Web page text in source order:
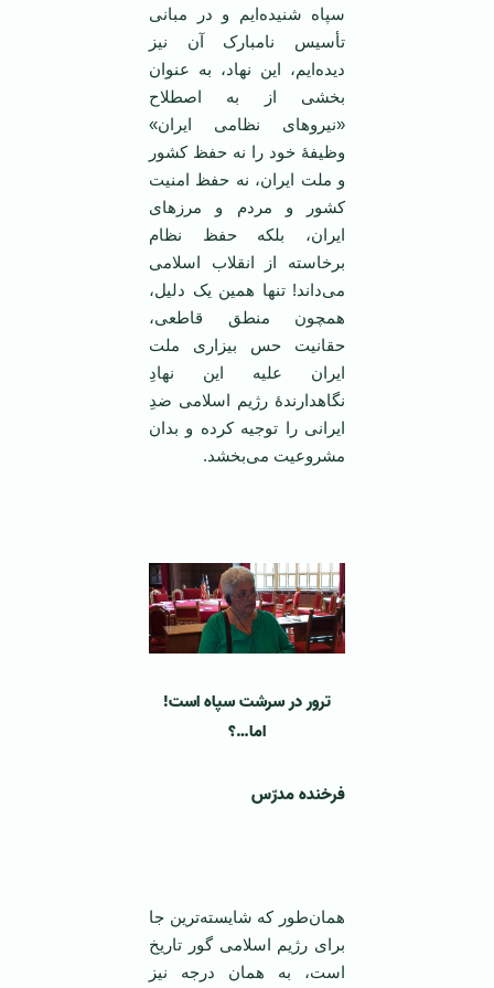
سپاه شنیده‌ایم و در مبانی
تأسیس نامبارک آن نیز
دیده‌ایم، این نهاد، به عنوان
بخشی از به اصطلاح
«نیروهای نظامی ایران»
وظیفۀ خود را نه حفظ کشور
و ملت ایران، نه حفظ امنیت
کشور و مردم و مرزهای
ایران، بلکه حفظ نظام
برخاسته از انقلاب اسلامی
می‌داند! تنها همین یک دلیل،
همچون منطق قاطعی،
حقانیت حس بیزاری ملت
ایران علیه این نهادِ
نگاهدارندۀ رژیم اسلامی ضدِ
ایرانی‌ را توجیه کرده و بدان
مشروعیت می‌بخشد.
ترور در سرشت سپاه است!
اما…؟
فرخنده مدرّس
همان‌طور که شایسته‌ترین جا
برای رژیم اسلامی گور تاریخ
است، به همان درجه نیز